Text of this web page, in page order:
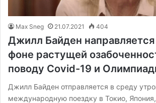
Max Sneg 21.07.2021 404
Джилл Байден направляется
фоне растущей
поводу Covid-19 и
Джилл Байден отправляется в среду
международную поездку в Токио,